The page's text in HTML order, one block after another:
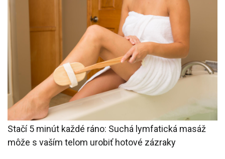
Stačí 5 minút každé ráno: Suchá lymfatická masáž
môže s vaším telom urobiť hotové zázraky